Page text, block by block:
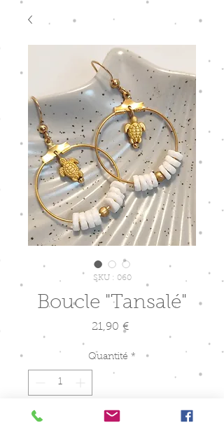
SKU : 060
Boucle "Tansalé"
21,90 €Prix
Quantité *